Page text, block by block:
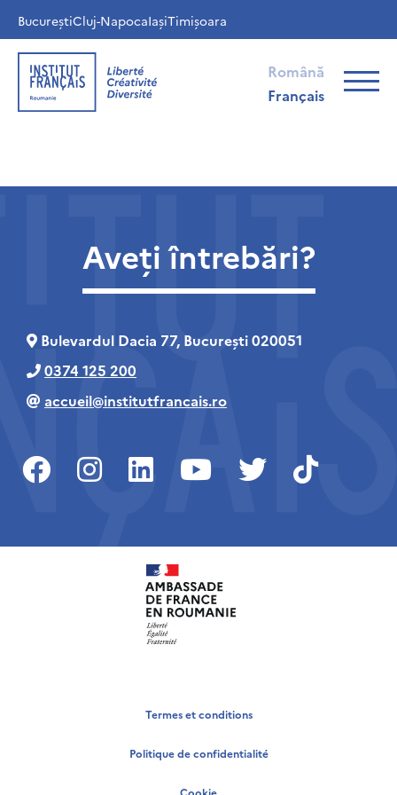
BucureștiCluj-NapocaIașiTimișoara
Română
Français
Aveți întrebări?
Bulevardul Dacia 77, București 020051
0374 125 200
accueil@institutfrancais.ro
Termes et conditions
Politique de confidentialité
Cookie